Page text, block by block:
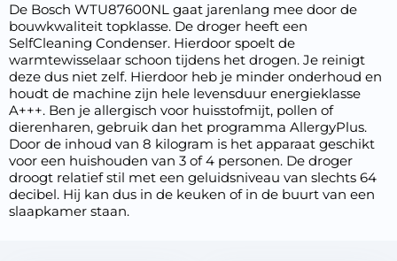
De Bosch WTU87600NL gaat jarenlang mee door de
bouwkwaliteit topklasse. De droger heeft een
SelfCleaning Condenser. Hierdoor spoelt de
warmtewisselaar schoon tijdens het drogen. Je reinigt
deze dus niet zelf. Hierdoor heb je minder onderhoud en
houdt de machine zijn hele levensduur energieklasse
A+++. Ben je allergisch voor huisstofmijt, pollen of
dierenharen, gebruik dan het programma AllergyPlus.
Door de inhoud van 8 kilogram is het apparaat geschikt
voor een huishouden van 3 of 4 personen. De droger
droogt relatief stil met een geluidsniveau van slechts 64
decibel. Hij kan dus in de keuken of in de buurt van een
slaapkamer staan.